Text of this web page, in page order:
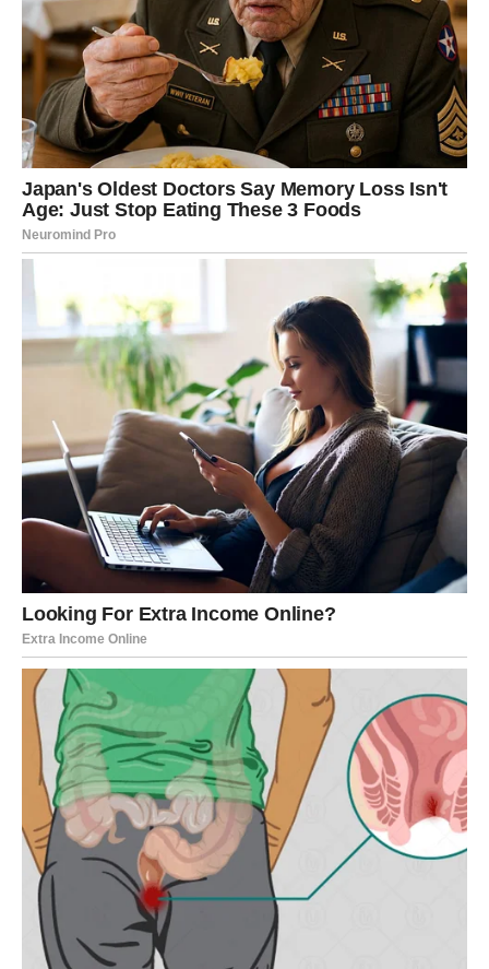
Zvijezde pokazuju da bi tokom narednih dana mogla stići
veoma važna poslovna prilika ili vijest koja će vam vratiti
vjeru da dolaze bolji dani.
Mnogi Blizanci će konačno osjetiti olakšanje kada su
finansije u pitanju, a nekima slijedi i prilika za potpuno
novi početak.
Jedna osoba nije potpuno iskrena
prema vama
Iako vam dolazi mnogo lijepih stvari, zvijezde vas
upozoravaju da budete oprezni kada je jedno poznanstvo
u pitanju.
U vašem okruženju postoji osoba koja vam ne govori sve
iskreno i koja pokušava saznati vaše planove. Ne
otkrivajte svakome svoje namjere i pažljivo birajte kome
vjerujete.
Vaša intuicija će tokom ovog vikenda biti veoma jaka i
upravo zato slušajte unutrašnji glas.
Ovo je vikend tokom kojeg biste
mogli promijeniti svoju sudbinu
Najvažnije od svega jeste to što vam ovaj vikend donosi
priliku da konačno krenete putem koji će vas učiniti
srećnijima.
Zvijezde vam poručuju da ne čekate više pravi trenutak